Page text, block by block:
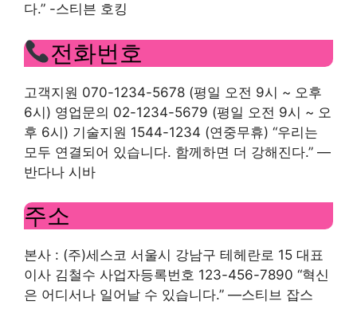
다.” -스티븐 호킹
전화번호
고객지원 070-1234-5678 (평일 오전 9시 ~ 오후
6시) 영업문의 02-1234-5679 (평일 오전 9시 ~ 오
후 6시) 기술지원 1544-1234 (연중무휴) “우리는
모두 연결되어 있습니다. 함께하면 더 강해진다.” —
반다나 시바
주소
본사 : (주)세스코 서울시 강남구 테헤란로 15 대표
이사 김철수 사업자등록번호 123-456-7890 “혁신
은 어디서나 일어날 수 있습니다.” —스티브 잡스